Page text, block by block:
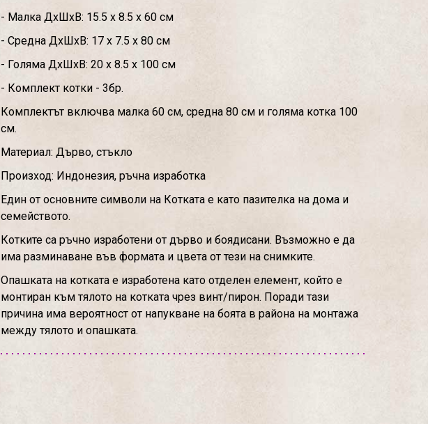
- Малка ДхШхВ: 15.5 х 8.5 х 60 см
- Средна ДхШхВ: 17 х 7.5 х 80 см
- Голяма ДхШхВ: 20 х 8.5 х 100 см
- Комплект котки - 3бр.
Комплектът включва малка 60 см, средна 80 см и голяма котка 100
см.
Материал: Дърво, стъкло
Произход: Индонезия, ръчна изработка
Един от основните символи на Котката е като пазителка на дома и
семейството.
Котките са ръчно изработени от дърво и боядисани. Възможно е да
има разминаване във формата и цвета от тези на снимките.
Опашката на котката е изработена като отделен елемент, който е
монтиран към тялото на котката чрез винт/пирон. Поради тази
причина има вероятност от напукване на боята в района на монтажа
между тялото и опашката.